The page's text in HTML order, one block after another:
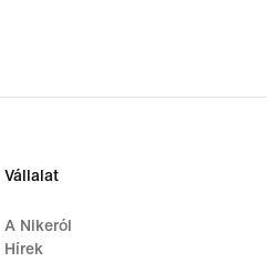
Vállalat
A Nikeról
Hírek